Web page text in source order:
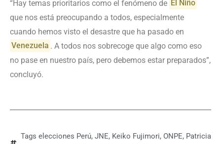
“Hay temas prioritarios como el fenómeno de El Niño
que nos está preocupando a todos, especialmente
cuando hemos visto el desastre que ha pasado en
Venezuela . A todos nos sobrecoge que algo como eso
no pase en nuestro país, pero debemos estar preparados”,
concluyó.
Tags elecciones Perú, JNE, Keiko Fujimori, ONPE, Patricia